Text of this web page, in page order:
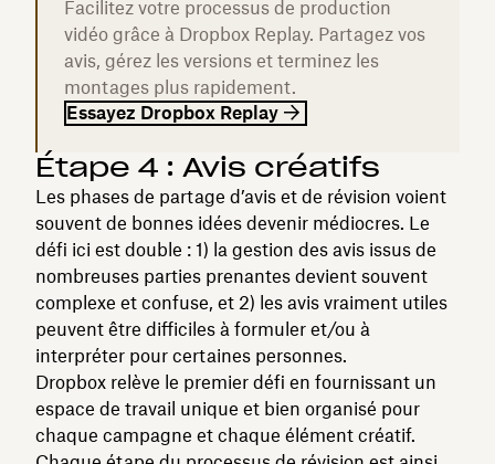
Facilitez votre processus de production
vidéo grâce à Dropbox Replay. Partagez vos
avis, gérez les versions et terminez les
montages plus rapidement.
Essayez Dropbox Replay
Étape 4 : Avis créatifs
Les phases de partage d’avis et de révision voient
souvent de bonnes idées devenir médiocres. Le
défi ici est double : 1) la gestion des avis issus de
nombreuses parties prenantes devient souvent
complexe et confuse, et 2) les avis vraiment utiles
peuvent être difficiles à formuler et/ou à
interpréter pour certaines personnes.
Dropbox relève le premier défi en fournissant un
espace de travail unique et bien organisé pour
chaque campagne et chaque élément créatif.